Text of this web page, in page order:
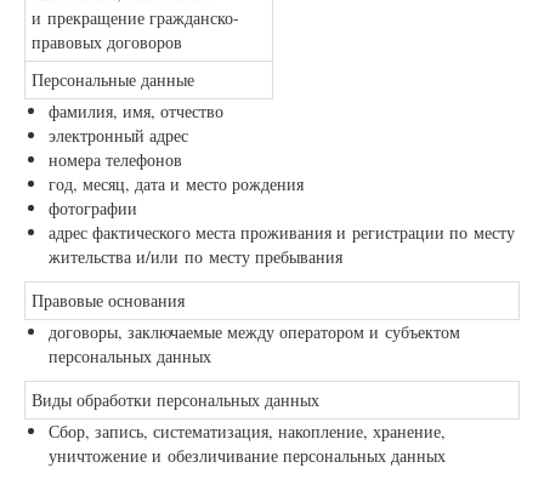
и прекращение гражданско-
правовых договоров
Персональные данные
фамилия, имя, отчество
электронный адрес
номера телефонов
год, месяц, дата и место рождения
фотографии
адрес фактического места проживания и регистрации по месту
жительства и/или по месту пребывания
Правовые основания
договоры, заключаемые между оператором и субъектом
персональных данных
Виды обработки персональных данных
Сбор, запись, систематизация, накопление, хранение,
уничтожение и обезличивание персональных данных